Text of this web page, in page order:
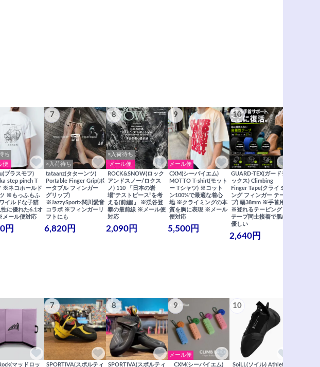
ち
便
プラスモフ)
step pinch T
※ネコホールド
※もっふもふ
イルドな子猫
に優れた6.1オ
メール便対応
円
7
×入荷待ち
tataanz(タターンツ)
Portable Finger Grip(ポ
ータブル フィンガー
グリップ)
※JazzySport×関川愛音
コラボ ※フィンガーリ
フトにも
6,820円
8
×入荷待ち
メール便
ROCK&SNOW(ロック
アンドスノー/ロクス
ノ) 110 「日本の岩
場“テストピース”を考
える(前編)」 ※渓谷登
攀の最前線 ※メール便
対応
2,090円
9
メール便
CXM(シーバイエム)
MOTTO T-shirt(モット
ー Tシャツ) ※コット
ン100%で最適な着心
地 ※クライミングの本
質を胸に表現 ※メール
便対応
5,500円
10
GUARD-TEX(ガードテ
ックス) Climbing
Finger Tape(クライミ
ング フィンガー テー
プ) 幅38mm ※手首用
※登れるテーピング ※
テープ同士接着で肌に
優しい
2,640円
マッドロッ
7
SPORTIVA(スポルティ
8
SPORTIVA(スポルティ
9
メール便
CXM(シーバイエム)
10
SoiLL(ソイル) Athletic